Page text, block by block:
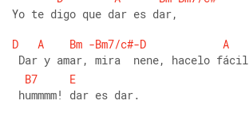
Yo te digo que dar es dar,
D
A Bm -Bm7/c#-D
A
Dar y amar, mira  nene, hacelo fácil
B7
E
hummmm! dar es dar.